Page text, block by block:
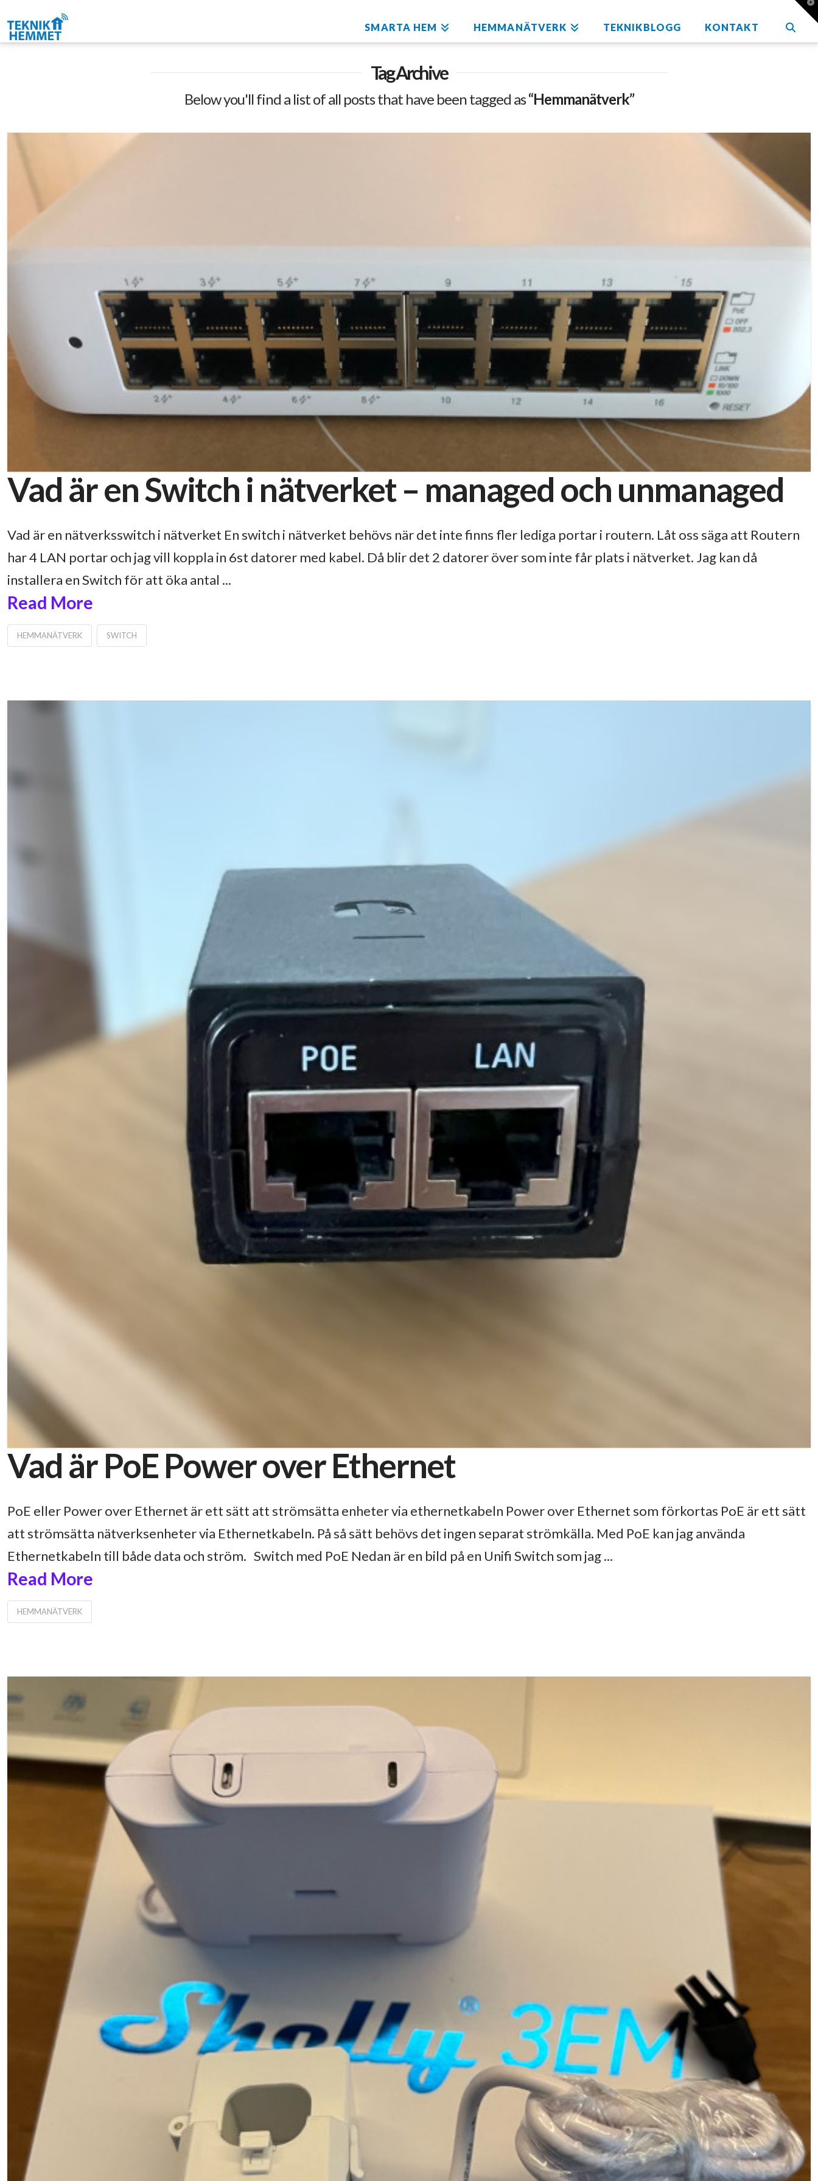
SMARTA HEM HEMMANÄTVERK TEKNIKBLOGG KONTAKT
Tag Archive
Below you'll find a list of all posts that have been tagged as“Hemmanätverk”
Vad är en Switch i nätverket – managed och unmanaged
Vad är en nätverksswitch i nätverket En switch i nätverket behövs när det inte finns fler lediga portar i routern. Låt oss säga att Routern
har 4 LAN portar och jag vill koppla in 6st datorer med kabel. Då blir det 2 datorer över som inte får plats i nätverket. Jag kan då
installera en Switch för att öka antal ...
Read More
HEMMANÄTVERK SWITCH
Vad är PoE Power over Ethernet
PoE eller Power over Ethernet är ett sätt att strömsätta enheter via ethernetkabeln Power over Ethernet som förkortas PoE är ett sätt
att strömsätta nätverksenheter via Ethernetkabeln. På så sätt behövs det ingen separat strömkälla. Med PoE kan jag använda
Ethernetkabeln till både data och ström. Switch med PoE Nedan är en bild på en Unifi Switch som jag ...
Read More
HEMMANÄTVERK